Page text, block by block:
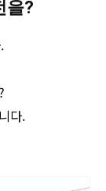
을?
다.